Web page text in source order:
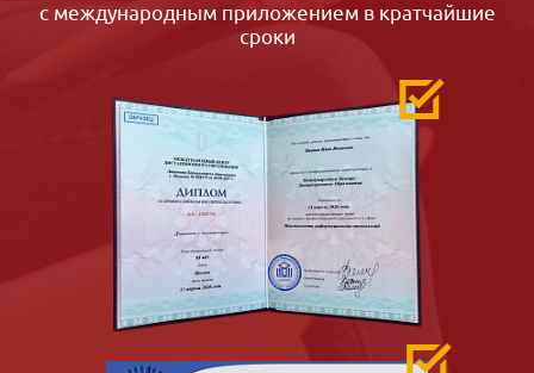
с международным приложением в кратчайшие
сроки